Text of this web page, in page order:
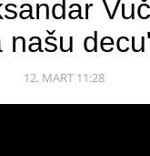
našu
12. MART 11:28